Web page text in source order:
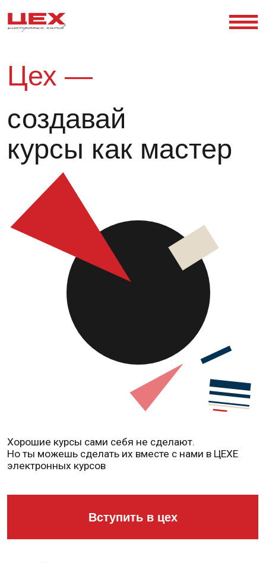
Цех —
создавай
курсы как мастер
Хорошие курсы сами себя не сделают.
Но ты можешь сделать их вместе с нами в ЦЕХЕ
Что такое цех?